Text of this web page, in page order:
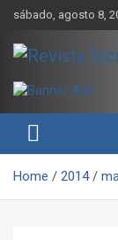
Skip
content
sábado, agosto 8,
Revista
Sport
rendimiento,
Home 2014